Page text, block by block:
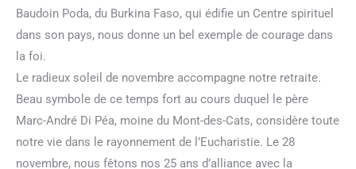
Baudoin Poda, du Burkina Faso, qui édifie un Centre spirituel
dans son pays, nous donne un bel exemple de courage dans
la foi.
Le radieux soleil de novembre accompagne notre retraite.
Beau symbole de ce temps fort au cours duquel le père
Marc-André Di Péa, moine du Mont-des-Cats, considère toute
notre vie dans le rayonnement de l’Eucharistie. Le 28
novembre, nous fêtons nos 25 ans d’alliance avec la